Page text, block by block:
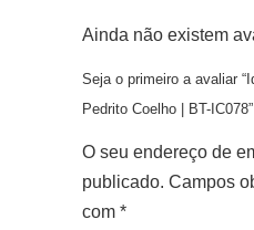
Ainda não existem
Seja o primeiro a avaliar
Pedrito Coelho | BT-IC078”
O seu endereço de
publicado. Campos
com *